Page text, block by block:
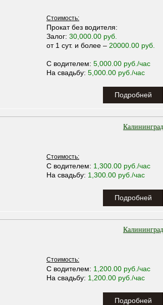
Стоимость:
Прокат без водителя:
Залог: 30,000.00 руб.
от 1 сут. и более – 20000.00 руб.
С водителем: 5,000.00 руб./час
На свадьбу: 5,000.00 руб./час
Подробней
Калининград
Стоимость:
С водителем: 1,300.00 руб./час
На свадьбу: 1,300.00 руб./час
Подробней
Калининград
Стоимость:
С водителем: 1,200.00 руб./час
На свадьбу: 1,200.00 руб./час
Подробней